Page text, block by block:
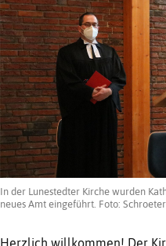
In der Lunestedter Kirche wurden
neues Amt eingeführt. Foto: Schroeter
Herzlich willkommen! Der